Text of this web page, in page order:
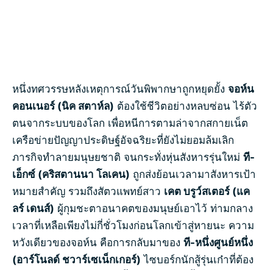
หนึ่งทศวรรษหลังเหตุการณ์วันพิพากษาถูกหยุดยั้ง จอห์น
คอนเนอร์ (นิค สตาห์ล) ต้องใช้ชีวิตอย่างหลบซ่อน ไร้ตัว
ตนจากระบบของโลก เพื่อหนีการตามล่าจากสกายเน็ต
เครือข่ายปัญญาประดิษฐ์อัจฉริยะที่ยังไม่ยอมล้มเลิก
ภารกิจทำลายมนุษยชาติ จนกระทั่งหุ่นสังหารรุ่นใหม่ ที-
เอ็กซ์ (คริสตานนา โลเคน) ถูกส่งย้อนเวลามาสังหารเป้า
หมายสำคัญ รวมถึงสัตวแพทย์สาว เคต บรูว์สเตอร์ (แค
ลร์ เดนส์) ผู้กุมชะตาอนาคตของมนุษย์เอาไว้ ท่ามกลาง
เวลาที่เหลือเพียงไม่กี่ชั่วโมงก่อนโลกเข้าสู่หายนะ ความ
หวังเดียวของจอห์น คือการกลับมาของ ที-หนึ่งศูนย์หนึ่ง
(อาร์โนลด์ ชวาร์เซเน็กเกอร์) ไซบอร์กนักสู้รุ่นเก๋าที่ต้อง